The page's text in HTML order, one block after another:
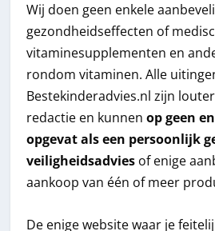
Wij doen geen enkele
gezondheidseffecten of
vitaminesupplementen en
rondom vitaminen. Alle
Bestekinderadvies.nl zijn
redactie en kunnenop geen
opgevat als een persoonlijk
veiligheidsadvies of enige
aankoop van één of meer
De enige website waar je